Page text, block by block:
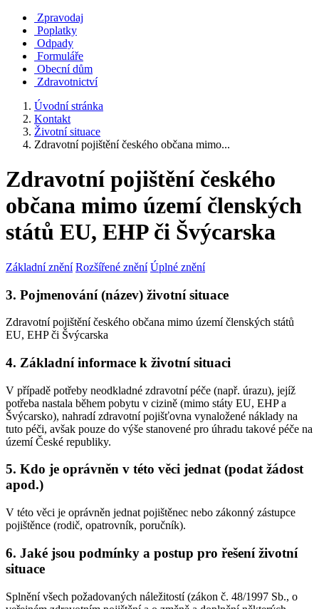
Zpravodaj
Poplatky
Odpady
Formuláře
Obecní dům
Zdravotnictví
Úvodní stránka
Kontakt
Životní situace
Zdravotní pojištění českého občana mimo...
Zdravotní pojištění českého
občana mimo území členských
států EU, EHP či Švýcarska
Základní znění Rozšířené znění Úplné znění
3. Pojmenování (název) životní situace
Zdravotní pojištění českého občana mimo území členských států
EU, EHP či Švýcarska
4. Základní informace k životní situaci
V případě potřeby neodkladné zdravotní péče (např. úrazu), jejíž
potřeba nastala během pobytu v cizině (mimo státy EU, EHP a
Švýcarsko), nahradí zdravotní pojišťovna vynaložené náklady na
tuto péči, avšak pouze do výše stanovené pro úhradu takové péče na
území České republiky.
5. Kdo je oprávněn v této věci jednat (podat žádost
apod.)
V této věci je oprávněn jednat pojištěnec nebo zákonný zástupce
pojištěnce (rodič, opatrovník, poručník).
6. Jaké jsou podmínky a postup pro řešení životní
situace
Splnění všech požadovaných náležitostí (zákon č. 48/1997 Sb., o